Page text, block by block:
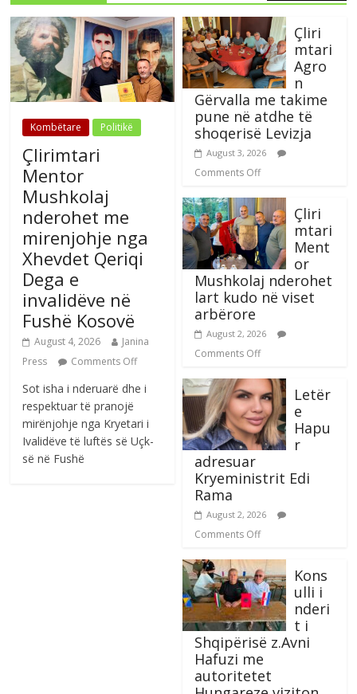
Kombëtare Politikë
Çlirimtari
Mentor
Mushkolaj
nderohet me
mirenjohje nga
Xhevdet Qeriqi
Dega e
invalidëve në
Fushë Kosovë
August 4, 2026
Janina
Press
Comments Off
Sot isha i nderuarë dhe i
respektuar të pranojë
mirënjohje nga Kryetari i
Ivalidëve të luftës së Uçk-
së në Fushë
Çliri
mtari
Agro
n
Gërvalla me takime
pune në atdhe të
shoqerisë Levizja
August 3, 2026
Comments Off
Çliri
mtari
Ment
or
Mushkolaj nderohet
lart kudo në viset
arbërore
August 2, 2026
Comments Off
Letër
e
Hapu
r
adresuar
Kryeministrit Edi
Rama
August 2, 2026
Comments Off
Kons
ulli i
nderi
t i
Shqipërisë z.Avni
Hafuzi me
autoritetet